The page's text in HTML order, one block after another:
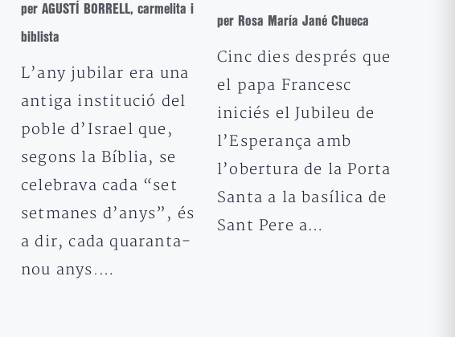
per AGUSTÍ BORRELL, carmelita i
biblista
L’any jubilar era una
antiga institució del
poble d’Israel que,
segons la Bíblia, se
celebrava cada “set
setmanes d’anys”, és
a dir, cada quaranta-
nou anys.…
per Rosa María Jané Chueca
Cinc dies després que
el papa Francesc
iniciés el Jubileu de
l’Esperança amb
l’obertura de la Porta
Santa a la basílica de
Sant Pere a…